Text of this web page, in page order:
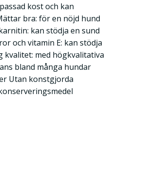
kost och kan
bra: för en nöjd hund
kan stödja en sund
och vitamin E: kan stödja
kvalitet: med högkvalitativa
bland många hundar
Utan konstgjorda